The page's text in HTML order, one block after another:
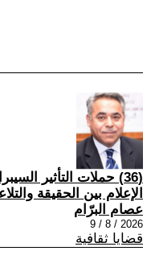
(36) حملات التأثير
الإعلام بين الحقيقة
عصام البرّام
2026 / 8 / 9
قضايا ثقافية